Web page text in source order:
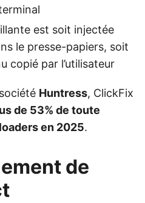
est soit injectée
le presse-papiers, soit
copié par l’utilisateur
Huntress, ClickFix
de 53% de toute
en 2025.
de